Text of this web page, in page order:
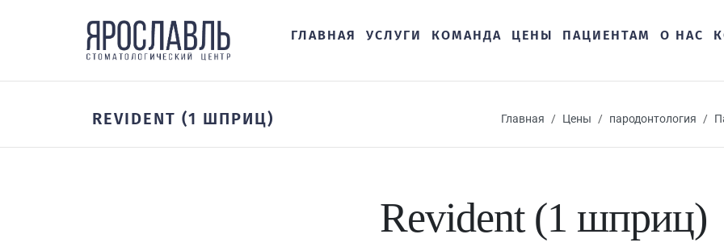
ГЛАВНАЯ УСЛУГИ КОМАНДА ЦЕНЫ ПАЦИЕНТАМ О НАС
REVIDENT (1 ШПРИЦ) Главная Цены пародонтология
Revident (1 шприц)